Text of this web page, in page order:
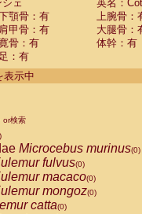
nigricollis (0)
oedipus
weddelli
spp.
trivirgatus
albifrons
nigrivittatus
boliviensis(0)
sciureus(0)
caraya(0)
fusca(0)
seniculus
ェ
英名：
顎骨：有
上腕骨：
肩甲骨：有
大腿骨：
骨：有
体幹：有
足：有
表示中
or検索
Microcebus murinus(0)
fulvus(0)
macaco(0)
mongoz(0)
catta(0)